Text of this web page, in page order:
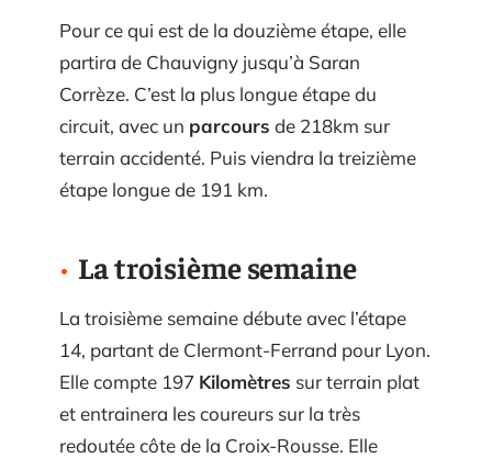
Pour ce qui est de la douzième étape, elle
partira de Chauvigny jusqu’à Saran
Corrèze. C’est la plus longue étape du
circuit, avec un parcours de 218km sur
terrain accidenté. Puis viendra la treizième
étape longue de 191 km.
La troisième semaine
La troisième semaine débute avec l’étape
14, partant de Clermont-Ferrand pour Lyon.
Elle compte 197 Kilomètres sur terrain plat
et entrainera les coureurs sur la très
redoutée côte de la Croix-Rousse. Elle